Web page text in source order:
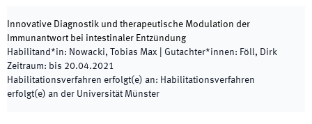
Innovative Diagnostik und therapeutische Modulation der
Immunantwort bei intestinaler Entzündung
Habilitand*in: Nowacki, Tobias Max Gutachter*innen: Föll, Dirk
Zeitraum: bis 20.04.2021
Habilitationsverfahren erfolgt(e) an: Habilitationsverfahren
erfolgt(e) an der Universität Münster